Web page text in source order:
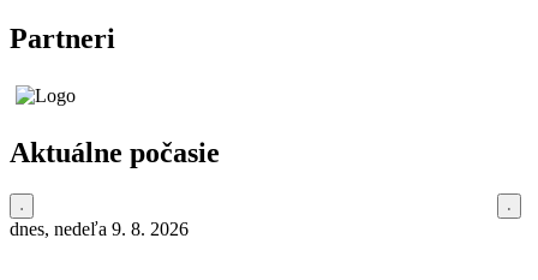
Partneri
Aktuálne počasie
dnes, nedeľa 9. 8. 2026